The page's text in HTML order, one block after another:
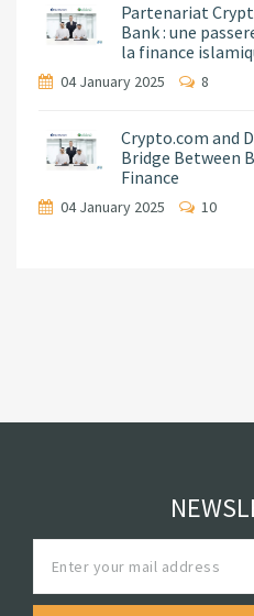
Partenariat
Bank : une
la finance
04 January 2025 8
Crypto.com and
Bridge Between
Finance
04 January 2025 10